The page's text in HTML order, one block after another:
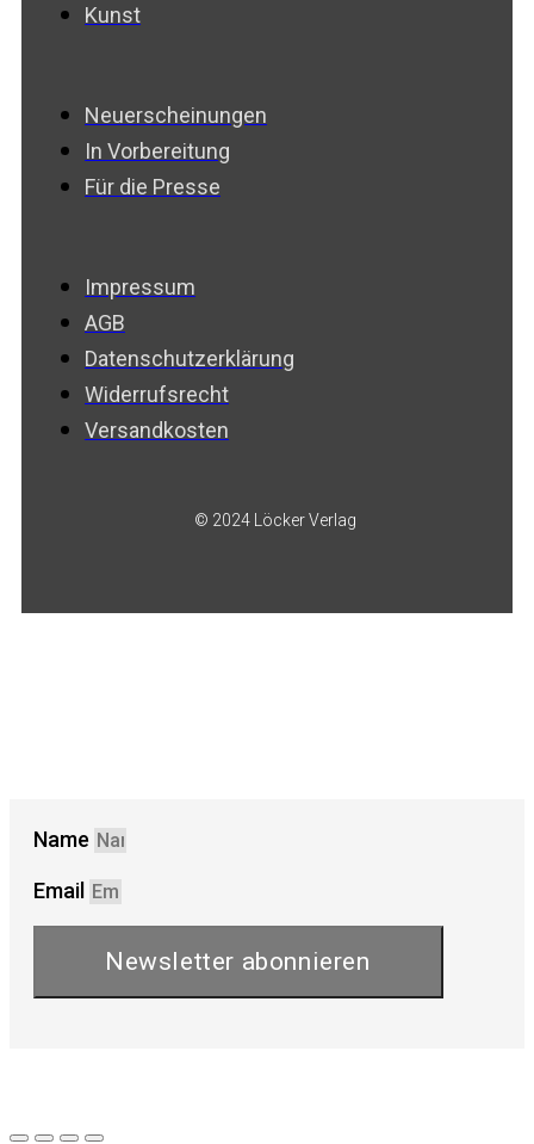
Kunst
Neuerscheinungen
In Vorbereitung
Für die Presse
Impressum
AGB
Datenschutzerklärung
Widerrufsrecht
Versandkosten
© 2024 Löcker Verlag
Name
Email
Newsletter abonnieren